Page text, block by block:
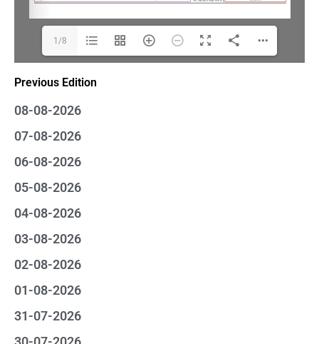
Previous Edition
08-08-2026
07-08-2026
06-08-2026
05-08-2026
04-08-2026
03-08-2026
02-08-2026
01-08-2026
31-07-2026
1/8